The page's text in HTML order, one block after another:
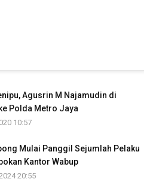
Agusrin M Najamudin di
Polda Metro Jaya
10:57
Mulai Panggil Sejumlah Pelaku
Kantor Wabup
20:55